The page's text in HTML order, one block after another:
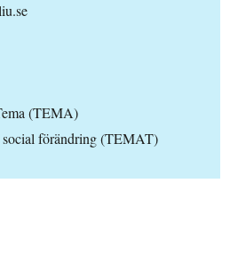
(TEMA)
förändring (TEMAT)